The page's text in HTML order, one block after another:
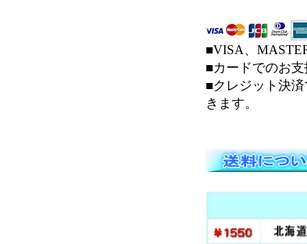
■VISA、
■カードでのお
■クレジット決
きます。